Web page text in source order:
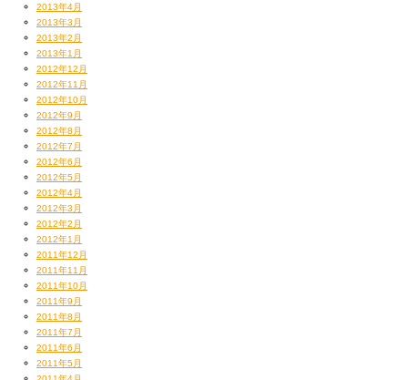
2013年4月
2013年3月
2013年2月
2013年1月
2012年12月
2012年11月
2012年10月
2012年9月
2012年8月
2012年7月
2012年6月
2012年5月
2012年4月
2012年3月
2012年2月
2012年1月
2011年12月
2011年11月
2011年10月
2011年9月
2011年8月
2011年7月
2011年6月
2011年5月